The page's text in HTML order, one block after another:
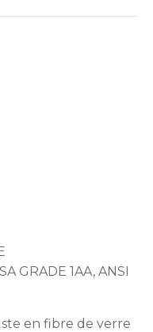
GRADE 1AA, ANSI
en fibre de verre